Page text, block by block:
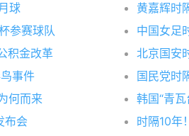
球
黄嘉辉时
参赛球队
中国女足
积金改革
北京国安
事件
国民党时
何而来
韩国“青
布会
时隔10年